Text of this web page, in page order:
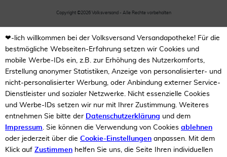
Copyright ©2026 Volksversand - Alle Rechte vorbehalten
❤-lich willkommen bei der Volksversand Versandapotheke! Für die
bestmögliche Webseiten-Erfahrung setzen wir Cookies und
mobile Werbe-IDs ein, z.B. zur Erhöhung des Nutzerkomforts,
Erstellung anonymer Statistiken, Anzeige von personalisierter- und
nicht-personalisierter Werbung, oder Anbindung externer Service-
Dienstleister und sozialer Netzwerke. Nicht essenzielle Cookies
und Werbe-IDs setzen wir nur mit Ihrer Zustimmung. Weiteres
entnehmen Sie bitte der Datenschutzerklärung und dem
Impressum. Sie können die Verwendung von Cookies ablehnen
oder jederzeit über die Cookie-Einstellungen anpassen. Mit dem
Klick auf Zustimmen helfen Sie uns, die Seite Ihren individuellen